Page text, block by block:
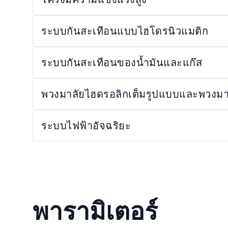
ระบบกันสะเทือนแบบไฮโดรนิวแมติก
ระบบกันสะเทือนของน้ำมันและแก๊ส
พวงมาลัยไฮดรอลิกเต็มรูปแบบและพวงม
ระบบไฟฟ้าอัจฉริยะ
พารามิเตอร์